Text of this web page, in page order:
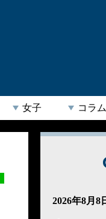
女子 コラム
2026年8月8